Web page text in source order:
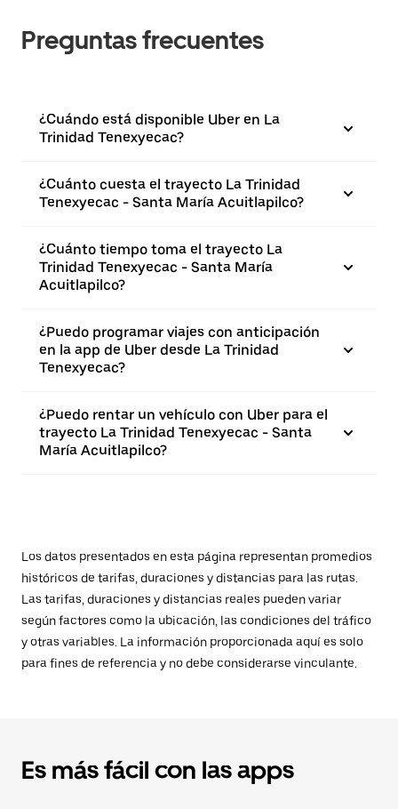
Preguntas frecuentes
¿Cuándo está disponible Uber en La
Trinidad Tenexyecac?
¿Cuánto cuesta el trayecto La Trinidad
Tenexyecac - Santa María Acuitlapilco?
¿Cuánto tiempo toma el trayecto La
Trinidad Tenexyecac - Santa María
Acuitlapilco?
¿Puedo programar viajes con anticipación
en la app de Uber desde La Trinidad
Tenexyecac?
¿Puedo rentar un vehículo con Uber para el
trayecto La Trinidad Tenexyecac - Santa
María Acuitlapilco?
Los datos presentados en esta página representan promedios
históricos de tarifas, duraciones y distancias para las rutas.
Las tarifas, duraciones y distancias reales pueden variar
según factores como la ubicación, las condiciones del tráfico
y otras variables. La información proporcionada aquí es solo
para fines de referencia y no debe considerarse vinculante.
Es más fácil con las apps